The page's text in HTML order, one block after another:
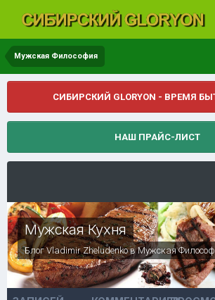
Мужская Философия
СИБИРСКИЙ GLORYON - ВРЕМЯ
НАШ ПРАЙС-ЛИСТ
Мужская Кухня
БлогVladimir ZheludenkoвМужская